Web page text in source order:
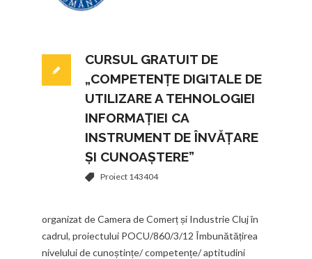
CURSUL GRATUIT DE
„COMPETENȚE DIGITALE DE
UTILIZARE A TEHNOLOGIEI
INFORMAȚIEI CA
INSTRUMENT DE ÎNVĂȚARE
ȘI CUNOAȘTERE”
Proiect 143404
organizat de Camera de Comerț și Industrie Cluj în
cadrul, proiectului POCU/860/3/12 Îmbunătățirea
nivelului de cunoștințe/ competențe/ aptitudini